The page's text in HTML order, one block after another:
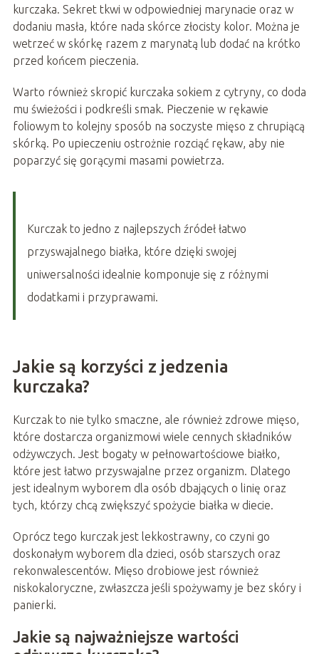
kurczaka. Sekret tkwi w odpowiedniej marynacie oraz w
dodaniu masła, które nada skórce złocisty kolor. Można je
wetrzeć w skórkę razem z marynatą lub dodać na krótko
przed końcem pieczenia.
Warto również skropić kurczaka sokiem z cytryny, co doda
mu świeżości i podkreśli smak. Pieczenie w rękawie
foliowym to kolejny sposób na soczyste mięso z chrupiącą
skórką. Po upieczeniu ostrożnie rozciąć rękaw, aby nie
poparzyć się gorącymi masami powietrza.
Kurczak to jedno z najlepszych źródeł łatwo
przyswajalnego białka, które dzięki swojej
uniwersalności idealnie komponuje się z różnymi
dodatkami i przyprawami.
Jakie są korzyści z jedzenia
kurczaka?
Kurczak to nie tylko smaczne, ale również zdrowe mięso,
które dostarcza organizmowi wiele cennych składników
odżywczych. Jest bogaty w pełnowartościowe białko,
które jest łatwo przyswajalne przez organizm. Dlatego
jest idealnym wyborem dla osób dbających o linię oraz
tych, którzy chcą zwiększyć spożycie białka w diecie.
Oprócz tego kurczak jest lekkostrawny, co czyni go
doskonałym wyborem dla dzieci, osób starszych oraz
rekonwalescentów. Mięso drobiowe jest również
niskokaloryczne, zwłaszcza jeśli spożywamy je bez skóry i
panierki.
Jakie są najważniejsze wartości